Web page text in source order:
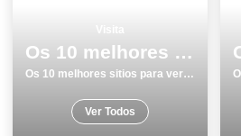
Os 10 melhores sitios para ver e visitar em Porto
Os 10 melhores sitios para ver e visitar em Porto
Ver Todos